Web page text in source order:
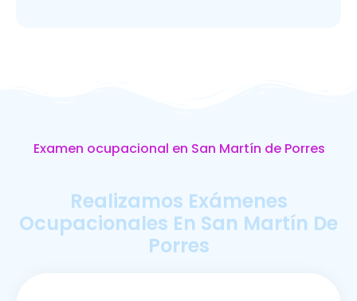
Examen ocupacional en San Martín de Porres
Realizamos Exámenes
Ocupacionales En San Martín De
Porres